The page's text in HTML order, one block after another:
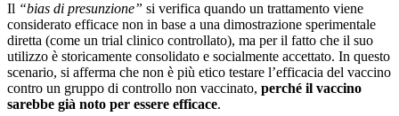
Il “bias di presunzione” si verifica quando un trattamento viene
considerato efficace non in base a una dimostrazione sperimentale
diretta (come un trial clinico controllato), ma per il fatto che il suo
utilizzo è storicamente consolidato e socialmente accettato. In questo
scenario, si afferma che non è più etico testare l’efficacia del vaccino
contro un gruppo di controllo non vaccinato, perché il vaccino
sarebbe già noto per essere efficace.